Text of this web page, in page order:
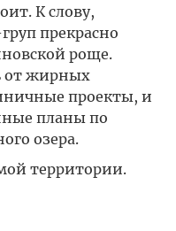
К слову,
прекрасно
роще.
от жирных
проекты, и
планы по
озера.
территории.